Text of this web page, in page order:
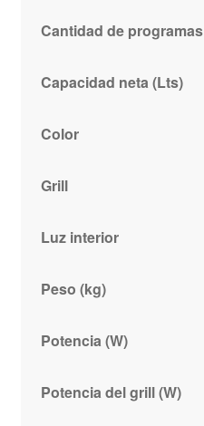
Cantidad de programas
Capacidad neta (Lts)
Color
Grill
Luz interior
Peso (kg)
Potencia (W)
Potencia del grill (W)